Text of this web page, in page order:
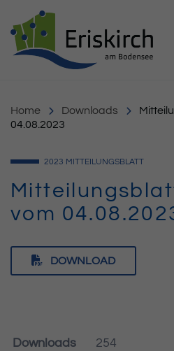
Home Downloads
04.08.2023
2023 MITTEILUNGSBLATT
vom
DOWNLOAD
Downloads 254